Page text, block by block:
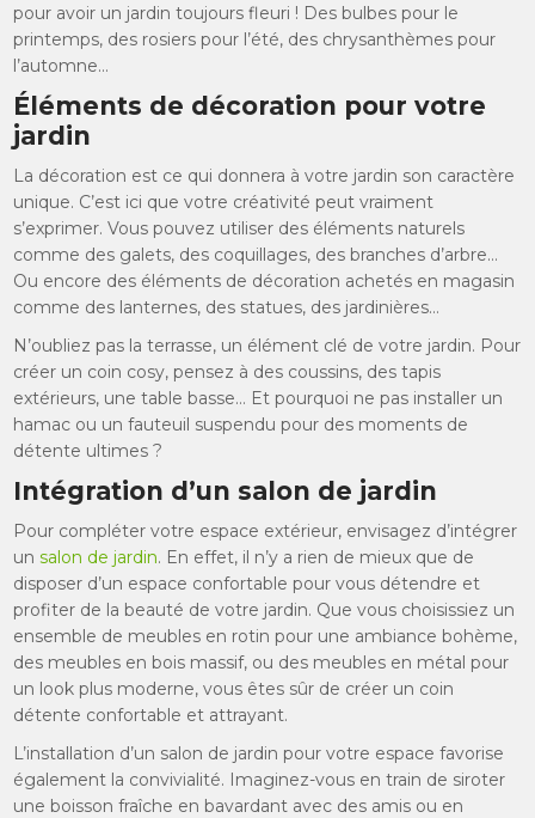
pour avoir un jardin toujours fleuri ! Des bulbes pour le
printemps, des rosiers pour l’été, des chrysanthèmes pour
l’automne…
Éléments de décoration pour votre
jardin
La décoration est ce qui donnera à votre jardin son caractère
unique. C’est ici que votre créativité peut vraiment
s’exprimer. Vous pouvez utiliser des éléments naturels
comme des galets, des coquillages, des branches d’arbre…
Ou encore des éléments de décoration achetés en magasin
comme des lanternes, des statues, des jardinières…
N’oubliez pas la terrasse, un élément clé de votre jardin. Pour
créer un coin cosy, pensez à des coussins, des tapis
extérieurs, une table basse… Et pourquoi ne pas installer un
hamac ou un fauteuil suspendu pour des moments de
détente ultimes ?
Intégration d’un salon de jardin
Pour compléter votre espace extérieur, envisagez d’intégrer
unsalon de jardin. En effet, il n’y a rien de mieux que de
disposer d’un espace confortable pour vous détendre et
profiter de la beauté de votre jardin. Que vous choisissiez un
ensemble de meubles en rotin pour une ambiance bohème,
des meubles en bois massif, ou des meubles en métal pour
un look plus moderne, vous êtes sûr de créer un coin
détente confortable et attrayant.
L’installation d’un salon de jardin pour votre espace favorise
également la convivialité. Imaginez-vous en train de siroter
une boisson fraîche en bavardant avec des amis ou en